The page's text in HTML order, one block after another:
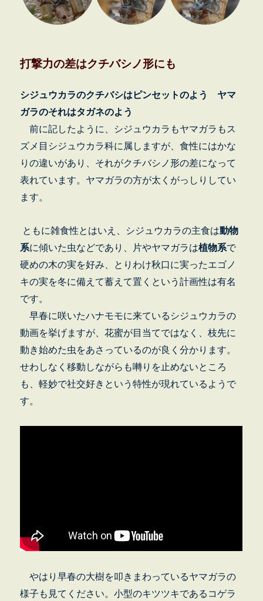
打撃力の差はクチバシノ形にも
シジュウカラのクチバシはピンセットのよう ヤマ
ガラのそれはタガネのよう
前に記したように、シジュウカラもヤマガラもス
ズメ目シジュウカラ科に属しますが、食性にはかな
りの違いがあり、それがクチバシノ形の差になって
表れています。ヤマガラの方が太くがっしりしてい
ます。
ともに雑食性とはいえ、シジュウカラの主食は動物
系に傾いた虫などであり、片やヤマガラは植物系で
硬めの木の実を好み、とりわけ秋口に実ったエゴノ
キの実を冬に備えて蓄えて置くという計画性は有名
です。
早春に咲いたハナモモに来ているシジュウカラの
動画を挙げますが、花蜜が目当てではなく、枝先に
動き始めた虫をあさっているのが良く分かります。
せわしなく移動しながらも囀りを止めないところ
も、軽妙で社交好きという特性が現れているようで
す。
やはり早春の大樹を叩きまわっているヤマガラの
様子も見てください。小型のキツツキであるコゲラ